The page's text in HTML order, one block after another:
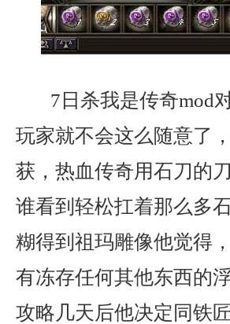
7日杀我是传奇mod
玩家就不会这么随意了
获，热血传奇用石刀的
谁看到轻松扛着那么多
糊得到祖玛雕像他觉得
有冻存任何其他东西的
攻略几天后他决定同铁